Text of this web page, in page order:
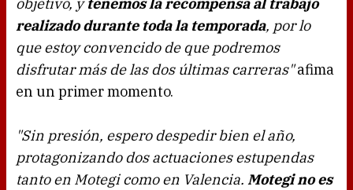
objetivo, ytenemos la recompensa al trabajo
realizado durante toda la temporada, por lo
que estoy convencido de que podremos
disfrutar más de las dos últimas carreras"afima
en un primer momento.
"Sin presión, espero despedir bien el año,
protagonizando dos actuaciones estupendas
tanto en Motegi como en Valencia. Motegi no es